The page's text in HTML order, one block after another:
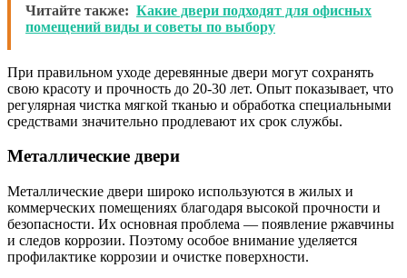
Читайте также: Какие двери подходят для офисных
помещений виды и советы по выбору
При правильном уходе деревянные двери могут сохранять
свою красоту и прочность до 20-30 лет. Опыт показывает, что
регулярная чистка мягкой тканью и обработка специальными
средствами значительно продлевают их срок службы.
Металлические двери
Металлические двери широко используются в жилых и
коммерческих помещениях благодаря высокой прочности и
безопасности. Их основная проблема — появление ржавчины
и следов коррозии. Поэтому особое внимание уделяется
профилактике коррозии и очистке поверхности.